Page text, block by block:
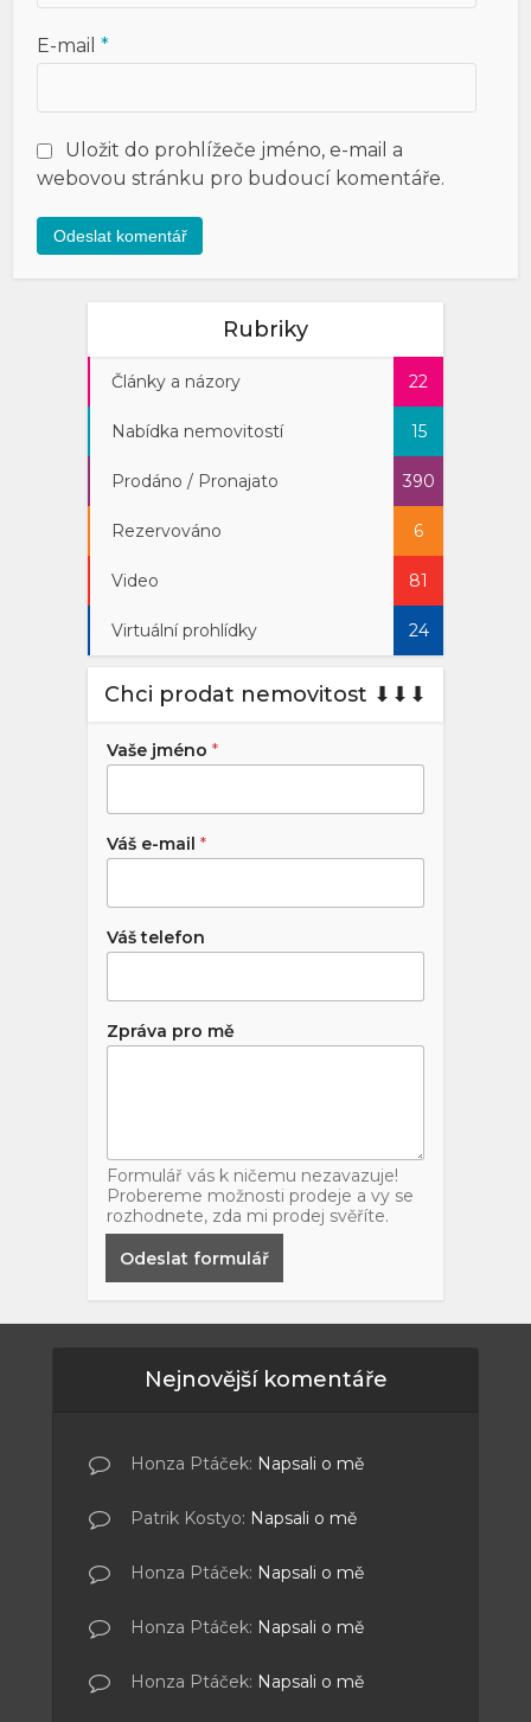
E-mail*
Uložit do prohlížeče jméno, e-mail a
webovou stránku pro budoucí komentáře.
Rubriky
Články a názory 22
Nabídka nemovitostí 15
Prodáno / Pronajato 390
Rezervováno 6
Video 81
Virtuální prohlídky 24
Chci prodat nemovitost ⬇︎⬇︎⬇︎
Vaše jméno *
Váš e-mail *
Váš telefon
Zpráva pro mě
Formulář vás k ničemu nezavazuje!
Probereme možnosti prodeje a vy se
rozhodnete, zda mi prodej svěříte.
Odeslat formulář
Nejnovější komentáře
Honza Ptáček: Napsali o mě
Patrik Kostyo: Napsali o mě
Honza Ptáček: Napsali o mě
Honza Ptáček: Napsali o mě
Honza Ptáček: Napsali o mě